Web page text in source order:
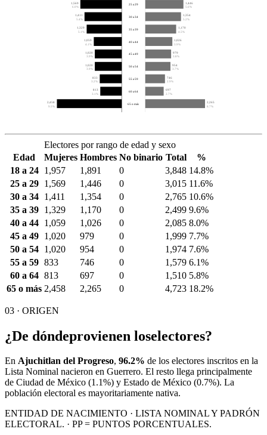
1,569
6.0%
1,446
5.6%
25 a 29
1,411
5.4%
1,354
5.2%
30 a 34
1,329
5.1%
1,170
4.5%
35 a 39
1,059
4.1%
1,026
3.9%
40 a 44
1,020
3.9%
979
3.8%
45 a 49
1,020
3.9%
954
3.7%
50 a 54
833
3.2%
746
2.9%
55 a 59
813
3.1%
697
2.7%
60 a 64
2,458
9.5%
2,265
8.7%
65 o más
Electores por rango de edad y sexo
Edad
Mujeres Hombres No binario Total
%
18 a 24
1,957 1,891 0 3,848 14.8%
25 a 29
1,569 1,446 0 3,015 11.6%
30 a 34
1,411 1,354 0 2,765 10.6%
35 a 39
1,329 1,170 0 2,499 9.6%
40 a 44
1,059 1,026 0 2,085 8.0%
45 a 49
1,020 979 0 1,999 7.7%
50 a 54
1,020 954 0 1,974 7.6%
55 a 59 833 746 0 1,579 6.1%
60 a 64 813 697 0 1,510 5.8%
65 o más 2,458 2,265 0 4,723 18.2%
03 · ORIGEN
¿De dóndeprovienen loselectores?
En Ajuchitlan del Progreso, 96.2% de los electores inscritos en la
Lista Nominal nacieron en Guerrero. El resto llega principalmente
de Ciudad de México (1.1%) y Estado de México (0.7%). La
población electoral es mayoritariamente nativa.
ENTIDAD DE NACIMIENTO · LISTA NOMINAL Y PADRÓN
ELECTORAL. · PP = PUNTOS PORCENTUALES.